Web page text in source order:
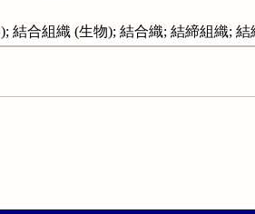
結合組織 (生物); 結合織; 結締組織; 結